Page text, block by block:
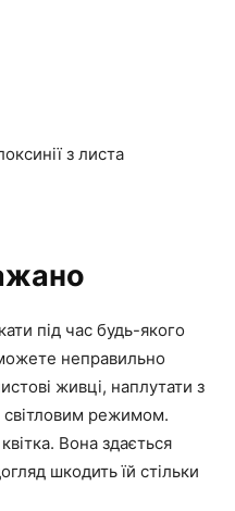
з листа
під час будь-якого
неправильно
живці, наплутати з
світловим режимом.
Вона здається
шкодить їй стільки